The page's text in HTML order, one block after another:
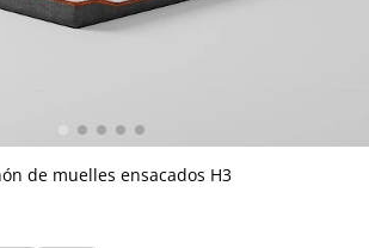
de muelles ensacados H3